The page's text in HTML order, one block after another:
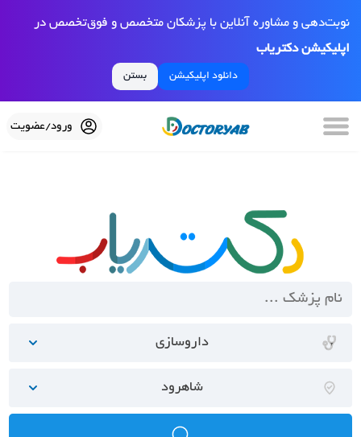
نوبت‌دهی و مشاوره آنلاین با پزشکان متخصص و فوق‌تخصص در
اپلیکیشن دکتریاب
دانلود اپلیکیشن بستن
ورود/عضویت
داروسازی
شاهرود